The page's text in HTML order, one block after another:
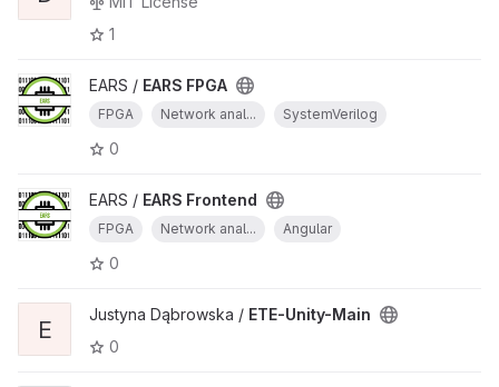
1
EARS / EARS FPGA
FPGA Network anal... SystemVerilog
0
EARS / EARS Frontend
FPGA Network anal... Angular
0
E
Justyna Dąbrowska / ETE-Unity-Main
0